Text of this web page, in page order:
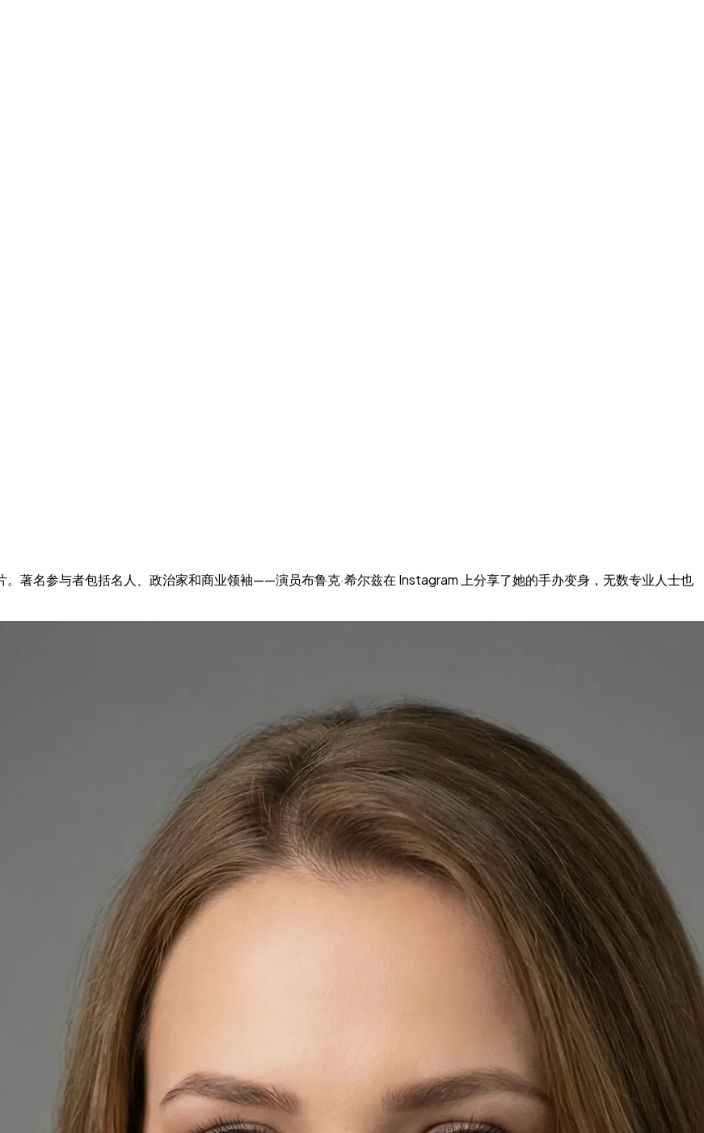
著名参与者包括名人、政治家和商业领袖——演员布鲁克·希尔兹在 Instagram 上分享了她的手办变身，无数专业人士也